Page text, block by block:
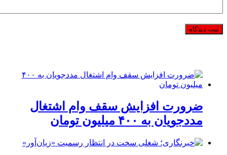
ضرورت افزایش سقف وام اشتغال
مددجویان به ۴۰۰ میلیون تومان